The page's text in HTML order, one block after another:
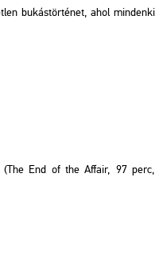
bukástörténet, ahol mindenki
(The End of the Affair, 97 perc,